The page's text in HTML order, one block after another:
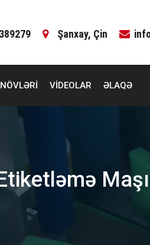
Şanxay, Çin
VIDEOLAR ƏLAQƏ